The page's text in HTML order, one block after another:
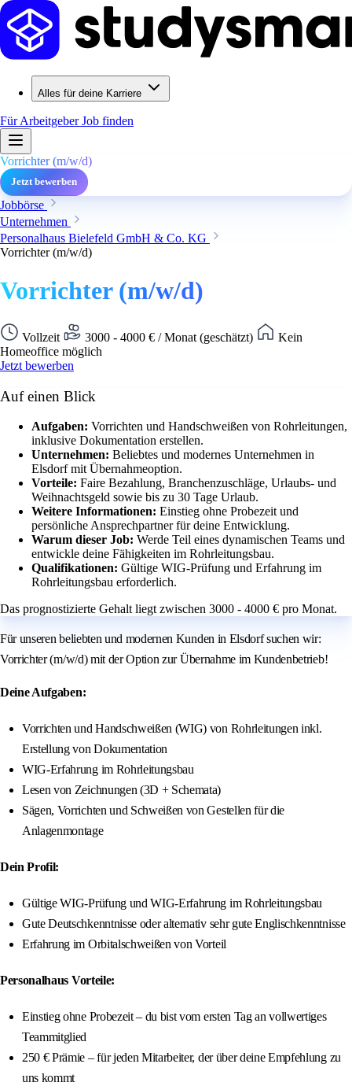
Alles für deine Karriere
Für ArbeitgeberJob finden
Vorrichter (m/w/d)
Jetzt bewerben
Jobbörse
Unternehmen
Personalhaus Bielefeld GmbH & Co. KG
Vorrichter (m/w/d)
Vorrichter (m/w/d)
Vollzeit 3000 - 4000 € / Monat (geschätzt)
Kein
Homeoffice möglich
Jetzt bewerben
Auf einen Blick
Aufgaben: Vorrichten und Handschweißen von Rohrleitungen,
inklusive Dokumentation erstellen.
Unternehmen: Beliebtes und modernes Unternehmen in
Elsdorf mit Übernahmeoption.
Vorteile: Faire Bezahlung, Branchenzuschläge, Urlaubs- und
Weihnachtsgeld sowie bis zu 30 Tage Urlaub.
Weitere Informationen: Einstieg ohne Probezeit und
persönliche Ansprechpartner für deine Entwicklung.
Warum dieser Job: Werde Teil eines dynamischen Teams und
entwickle deine Fähigkeiten im Rohrleitungsbau.
Qualifikationen: Gültige WIG-Prüfung und Erfahrung im
Rohrleitungsbau erforderlich.
Das prognostizierte Gehalt liegt zwischen 3000 - 4000 € pro Monat.
Für unseren beliebten und modernen Kunden in Elsdorf suchen wir:
Vorrichter (m/w/d) mit der Option zur Übernahme im Kundenbetrieb!
Deine Aufgaben:
Vorrichten und Handschweißen (WIG) von Rohrleitungen inkl.
Erstellung von Dokumentation
WIG-Erfahrung im Rohrleitungsbau
Lesen von Zeichnungen (3D + Schemata)
Sägen, Vorrichten und Schweißen von Gestellen für die
Anlagenmontage
Dein Profil:
Gültige WIG-Prüfung und WIG-Erfahrung im Rohrleitungsbau
Gute Deutschkenntnisse oder alternativ sehr gute Englischkenntnisse
Erfahrung im Orbitalschweißen von Vorteil
Personalhaus Vorteile:
Einstieg ohne Probezeit – du bist vom ersten Tag an vollwertiges
Teammitglied
250 € Prämie – für jeden Mitarbeiter, der über deine Empfehlung zu
uns kommt